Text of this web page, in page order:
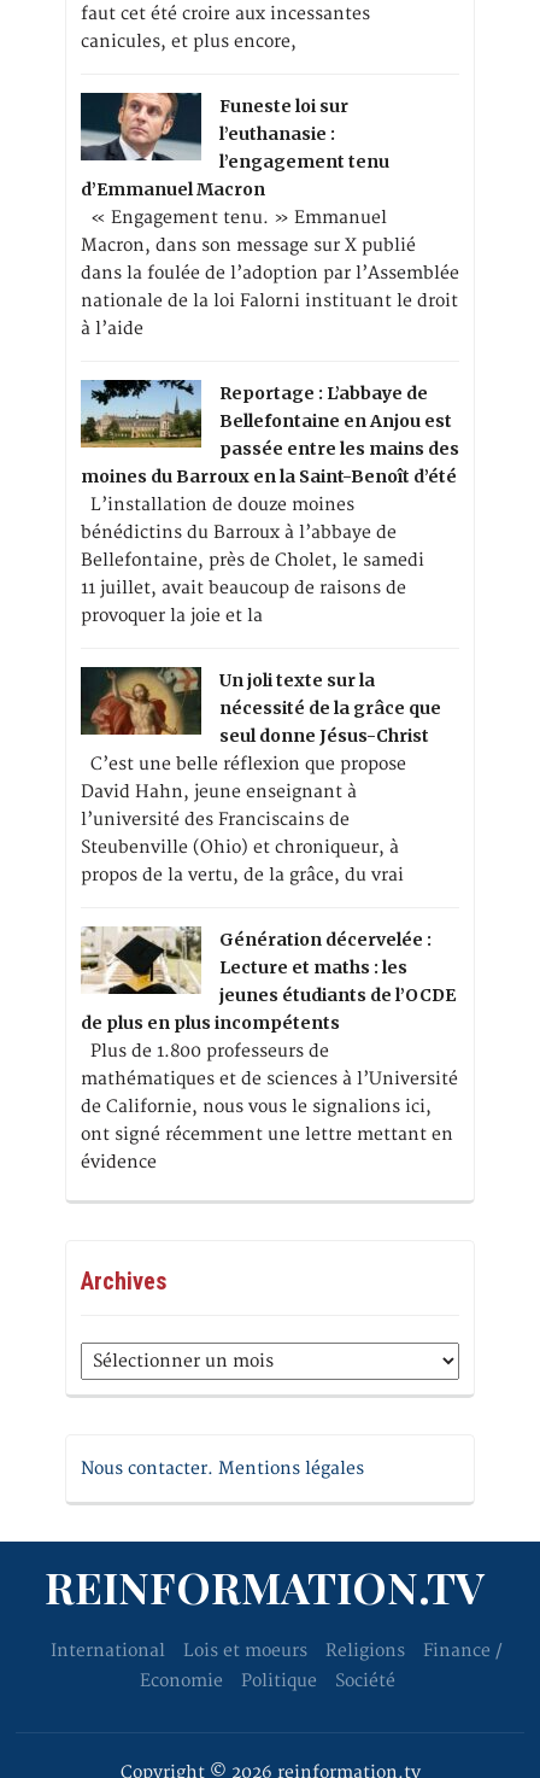
faut cet été croire aux incessantes
canicules, et plus encore,
Funeste loi sur
l’euthanasie :
l’engagement tenu
d’Emmanuel Macron
« Engagement tenu. » Emmanuel
Macron, dans son message sur X publié
dans la foulée de l’adoption par l’Assemblée
nationale de la loi Falorni instituant le droit
à l’aide
Reportage : L’abbaye de
Bellefontaine en Anjou est
passée entre les mains des
moines du Barroux en la Saint-Benoît d’été
L’installation de douze moines
bénédictins du Barroux à l’abbaye de
Bellefontaine, près de Cholet, le samedi
11 juillet, avait beaucoup de raisons de
provoquer la joie et la
Un joli texte sur la
nécessité de la grâce que
seul donne Jésus-Christ
C’est une belle réflexion que propose
David Hahn, jeune enseignant à
l’université des Franciscains de
Steubenville (Ohio) et chroniqueur, à
propos de la vertu, de la grâce, du vrai
Génération décervelée :
Lecture et maths : les
jeunes étudiants de l’OCDE
de plus en plus incompétents
Plus de 1.800 professeurs de
mathématiques et de sciences à l’Université
de Californie, nous vous le signalions ici,
ont signé récemment une lettre mettant en
évidence
Archives
Archives
Nous contacter. Mentions légales
REINFORMATION.TV
International Lois et moeurs Religions
Finance /
Economie
Politique Société
Copyright © 2026 reinformation.tv